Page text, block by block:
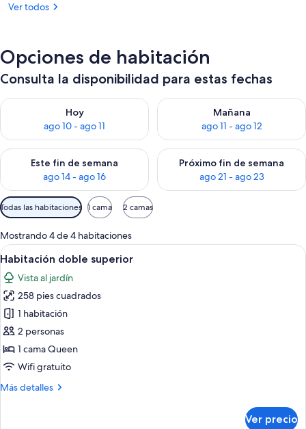
Ver todos
Opciones de habitación
Consulta la disponibilidad para estas fechas
Hoy
ago 10 - ago 11
Consulta la disponibilidad para hoy ago 10 - ago 11
Mañana
ago 11 - ago 12
Consulta la disponibilidad
Este fin de semana
ago 14 - ago 16
Consulta la disponibilidad para este fin de semana ago 14 -
Próximo fin de semana
ago 21 - ago 23
Consulta la disponibilidad
Filtros
disponibles
para
las
habitaciones
Todas las habitaciones 1 cama 2 camas
Mostrando 4 de 4 habitaciones
Abrir
todas
las
fotos
de
Habitación
doble
superior
Un dormitorio con cama, mesitas de
45
Habitación doble superior
Vista al jardín
258 pies cuadrados
1 habitación
2 personas
1 cama Queen
Wifi gratuito
Más detalles
Más
Ver precio